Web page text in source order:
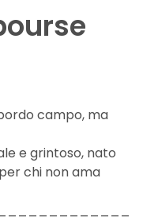
campo, ma
e grintoso, nato
chi non ama